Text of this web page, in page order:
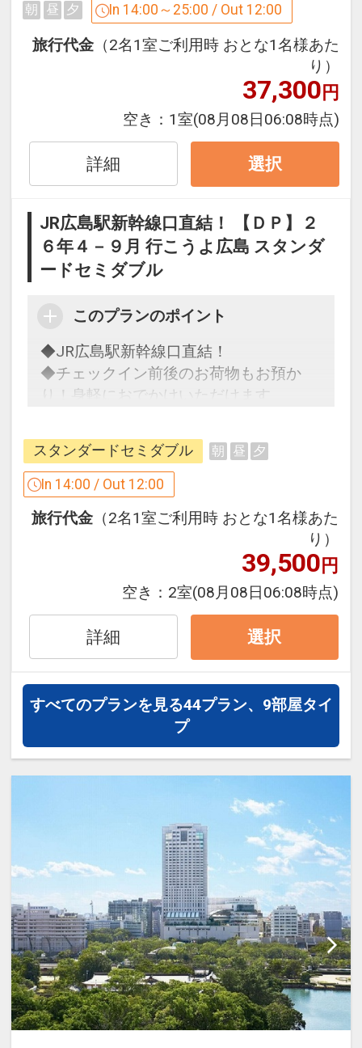
ンテリアに囲まれた清潔感ある室内で旅
先の疲れを癒し、きめ細やかなおもてな
しでやすらぎのひとときをお過ごしくだ
・全室Ｗi-Ｆi・有線ＬＡＮインターネッ
ト接続無料
・全室ズボンプレッサー完備
【館 内】
・チェックアウトゆとりの12：00
・お荷物お預かりサービス(無料)
館内情報をはじめ、広島の観光やグルメ
情報など、地域の魅力を発信し、ゲスト
・ファックス・コピーサービス（有料
7：00～24：00）
・広島ゆかりの書籍閲覧（日本語・外国
語）
設定期間：2024年2月22日～2027年4月
インターネットコース番号：DP-2-
朝 昼 夕 In 14:00～25:00 / Out 12:00
旅行代金 （2名1室ご利用時 おとな1名様あた
り）
37,300円
空き： 1室(08月08日06:08時点)
詳細 選択
JR広島駅新幹線口直結！ 【ＤＰ】２
６年４－９月 行こうよ広島 スタンダ
ードセミダブル
このプランのポイント
◆JR広島駅新幹線口直結！
◆チェックイン前後のお荷物もお預か
り！身軽におでかけいただけます
どこだわりの寝具で翌朝すっきり！
「食事なしプラン」と「朝食付プラン」
●「食事なしプラン」と「朝食付プラ
【食事条件】をお確か
めのうえ、ご予約にお進みください。
設定期間：2026年4月1日～2026年9月
30日
17535456
スタンダードセミダブル 朝 昼 夕
In 14:00 / Out 12:00
旅行代金 （2名1室ご利用時 おとな1名様あた
り）
39,500円
空き： 2室(08月08日06:08時点)
詳細 選択
すべてのプランを見る44プラン、9部屋タイ
プ